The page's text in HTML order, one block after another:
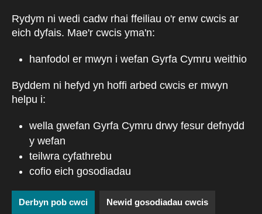
Rydym ni wedi cadw rhai ffeiliau o'r enw cwcis ar
eich dyfais. Mae'r cwcis yma'n:
hanfodol er mwyn i wefan Gyrfa Cymru weithio
Byddem ni hefyd yn hoffi arbed cwcis er mwyn
helpu i:
wella gwefan Gyrfa Cymru drwy fesur defnydd
y wefan
teilwra cyfathrebu
cofio eich gosodiadau
Derbyn pob cwci Newid gosodiadau cwcis